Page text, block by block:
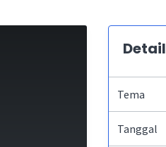
Detail
Tema
Tanggal